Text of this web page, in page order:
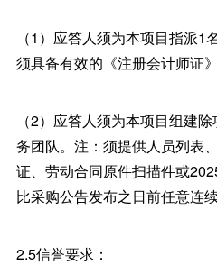
（1）应答人须为本项目指派1
须具备有效的《注册会计师证》
（2）应答人须为本项目组建
务团队。注：须提供人员列表
证、劳动合同原件扫描件或
比采购公告发布之日前任意连
2.5信誉要求：